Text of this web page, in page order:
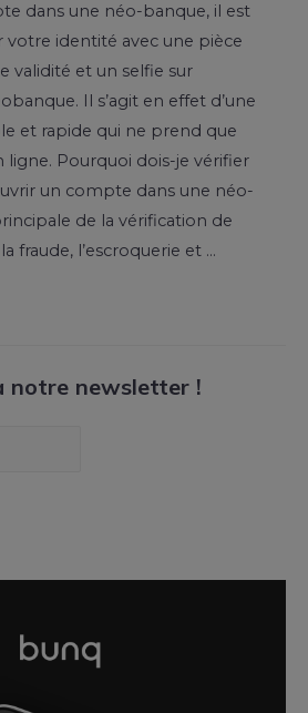
dans une néo-banque, il est
votre identité avec une pièce
validité et un selfie sur
Il s’agit en effet d’une
et rapide qui ne prend que
ligne. Pourquoi dois-je vérifier
un compte dans une néo-
de la vérification de
fraude, l’escroquerie et …
notre newsletter !